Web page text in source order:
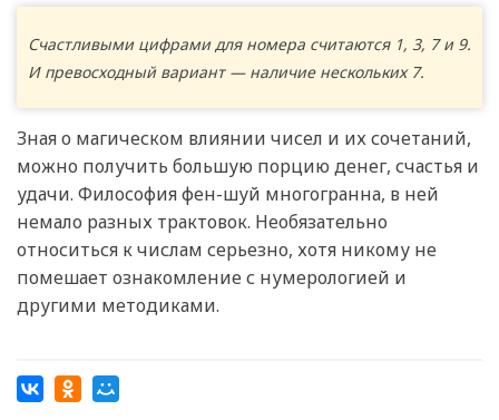
Счастливыми цифрами для номера считаются 1, 3, 7 и 9.
И превосходный вариант — наличие нескольких 7.
Зная о магическом влиянии чисел и их сочетаний,
можно получить большую порцию денег, счастья и
удачи. Философия фен-шуй многогранна, в ней
немало разных трактовок. Необязательно
относиться к числам серьезно, хотя никому не
помешает ознакомление с нумерологией и
другими методиками.